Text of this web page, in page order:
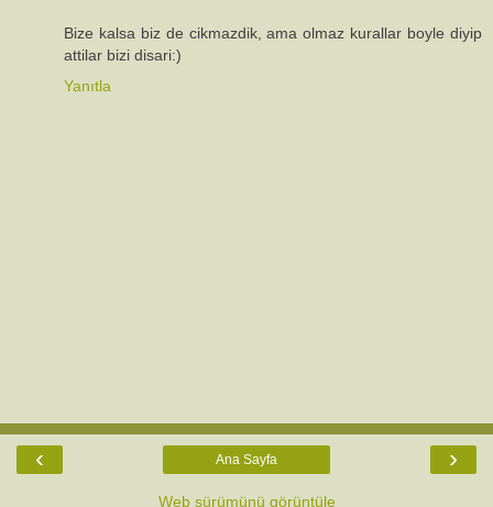
Bize kalsa biz de cikmazdik, ama olmaz kurallar boyle diyip
attilar bizi disari:)
Yanıtla
‹ ›
Ana Sayfa
Web sürümünü görüntüle